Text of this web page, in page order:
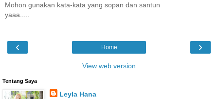
Mohon gunakan kata-kata yang sopan dan santun
yaaa.....
‹ ›
Home
View web version
Tentang Saya
Leyla Hana